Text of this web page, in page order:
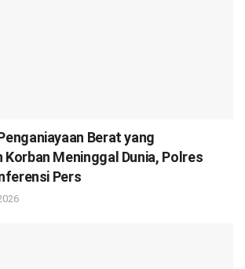
Berat yang
Meninggal Dunia, Polres
Pers